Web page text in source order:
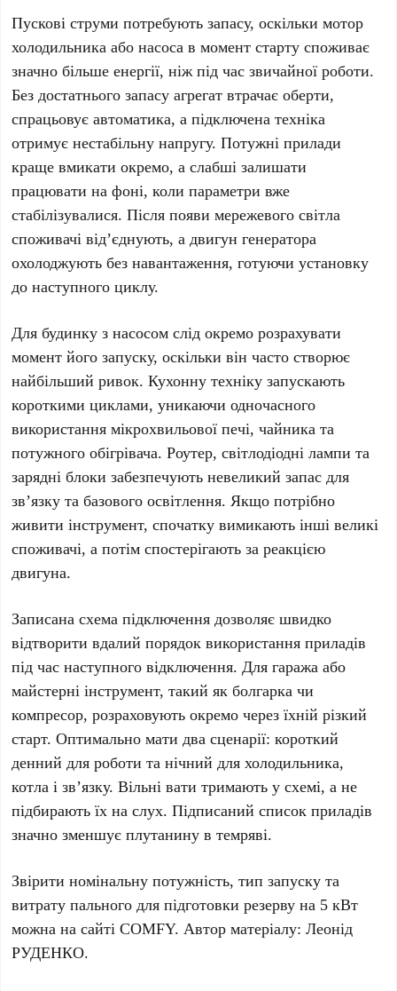
Пускові струми потребують запасу, оскільки мотор
холодильника або насоса в момент старту споживає
значно більше енергії, ніж під час звичайної роботи.
Без достатнього запасу агрегат втрачає оберти,
спрацьовує автоматика, а підключена техніка
отримує нестабільну напругу. Потужні прилади
краще вмикати окремо, а слабші залишати
працювати на фоні, коли параметри вже
стабілізувалися. Після появи мережевого світла
споживачі від’єднують, а двигун генератора
охолоджують без навантаження, готуючи установку
до наступного циклу.
Для будинку з насосом слід окремо розрахувати
момент його запуску, оскільки він часто створює
найбільший ривок. Кухонну техніку запускають
короткими циклами, уникаючи одночасного
використання мікрохвильової печі, чайника та
потужного обігрівача. Роутер, світлодіодні лампи та
зарядні блоки забезпечують невеликий запас для
зв’язку та базового освітлення. Якщо потрібно
живити інструмент, спочатку вимикають інші великі
споживачі, а потім спостерігають за реакцією
двигуна.
Записана схема підключення дозволяє швидко
відтворити вдалий порядок використання приладів
під час наступного відключення. Для гаража або
майстерні інструмент, такий як болгарка чи
компресор, розраховують окремо через їхній різкий
старт. Оптимально мати два сценарії: короткий
денний для роботи та нічний для холодильника,
котла і зв’язку. Вільні вати тримають у схемі, а не
підбирають їх на слух. Підписаний список приладів
значно зменшує плутанину в темряві.
Звірити номінальну потужність, тип запуску та
витрату пального для підготовки резерву на 5 кВт
можна на сайтіCOMFY. Автор матеріалу:Леонід
РУДЕНКО.